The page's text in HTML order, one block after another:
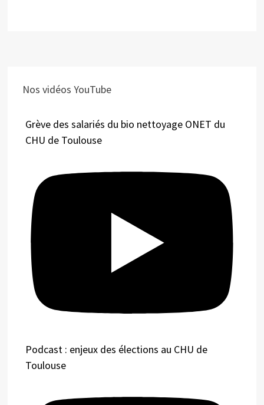
Nos vidéos YouTube
Grève des salariés du bio nettoyage ONET du
CHU de Toulouse
Podcast : enjeux des élections au CHU de
Toulouse